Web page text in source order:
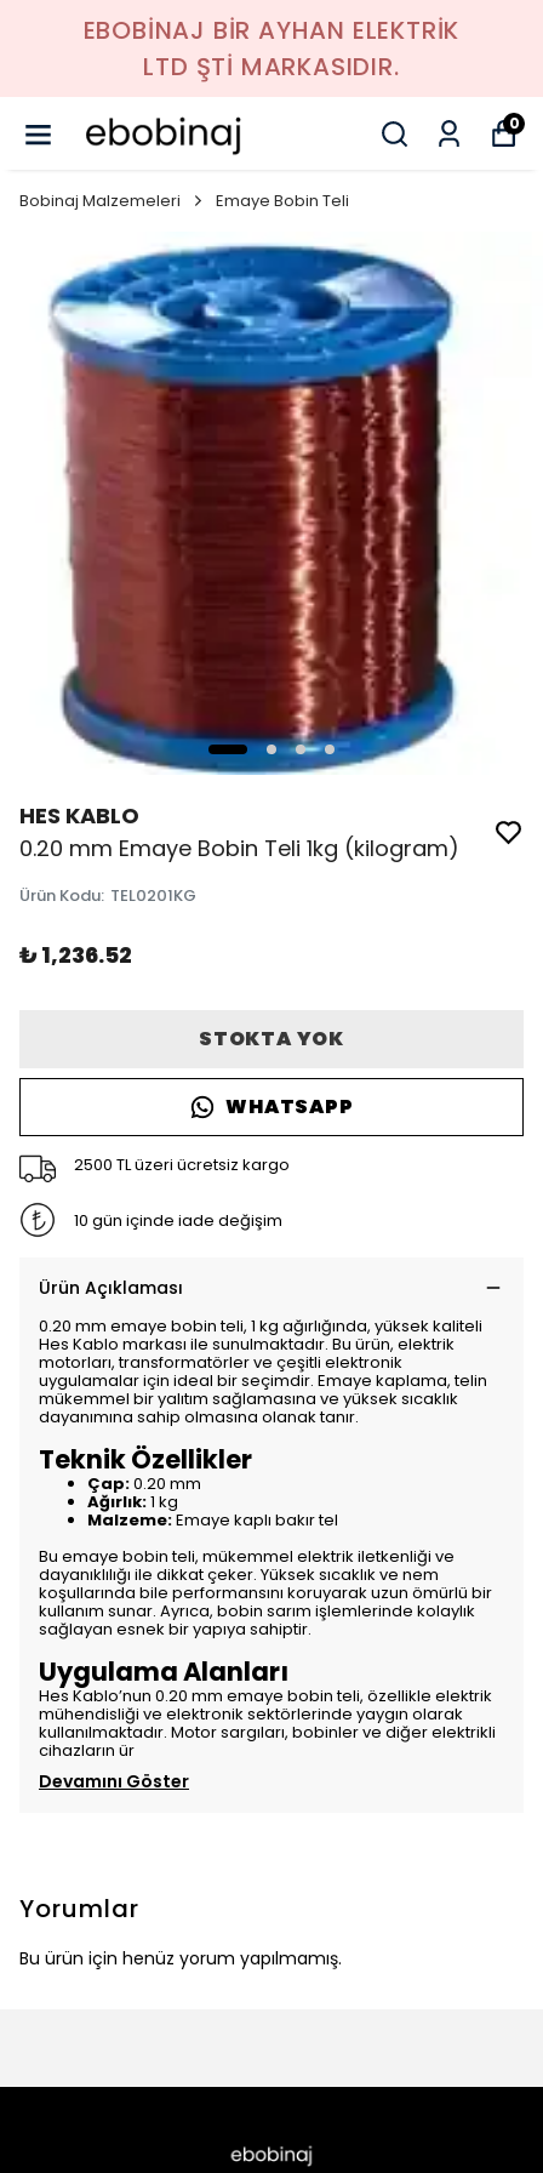
EBOBİNAJ BİR AYHAN ELEKTRİK
LTD ŞTİ MARKASIDIR.
0
Bobinaj Malzemeleri Emaye Bobin Teli
HES KABLO
0.20 mm Emaye Bobin Teli 1kg (kilogram)
Ürün Kodu: TEL0201KG
₺ 1,236.52
STOKTA YOK
WHATSAPP
2500 TL üzeri ücretsiz kargo
10 gün içinde iade değişim
Ürün Açıklaması
0.20 mm emaye bobin teli, 1 kg ağırlığında, yüksek kaliteli
Hes Kablo markası ile sunulmaktadır. Bu ürün, elektrik
motorları, transformatörler ve çeşitli elektronik
uygulamalar için ideal bir seçimdir. Emaye kaplama, telin
mükemmel bir yalıtım sağlamasına ve yüksek sıcaklık
dayanımına sahip olmasına olanak tanır.
Teknik Özellikler
Çap:0.20 mm
Ağırlık:1 kg
Malzeme:Emaye kaplı bakır tel
Bu emaye bobin teli, mükemmel elektrik iletkenliği ve
dayanıklılığı ile dikkat çeker. Yüksek sıcaklık ve nem
koşullarında bile performansını koruyarak uzun ömürlü bir
kullanım sunar. Ayrıca, bobin sarım işlemlerinde kolaylık
sağlayan esnek bir yapıya sahiptir.
Uygulama Alanları
Hes Kablo’nun 0.20 mm emaye bobin teli, özellikle elektrik
mühendisliği ve elektronik sektörlerinde yaygın olarak
kullanılmaktadır. Motor sargıları, bobinler ve diğer elektrikli
cihazların ür
Devamını Göster
Yorumlar
Bu ürün için henüz yorum yapılmamış.